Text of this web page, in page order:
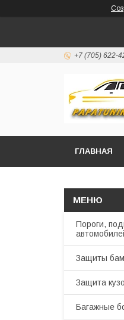
+7 (705) 622-
ГЛАВНАЯ
Пороги,
Защиты
Защита
Багажные